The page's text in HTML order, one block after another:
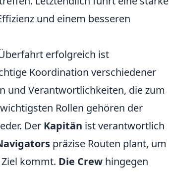
und einem besseren
erfolgreich ist
Koordination verschiedener
und Verantwortlichkeiten, die zum
Rollen gehören der
Der Kapitän ist verantwortlich
präzise Routen plant, um
kommt. Die Crew hingegen